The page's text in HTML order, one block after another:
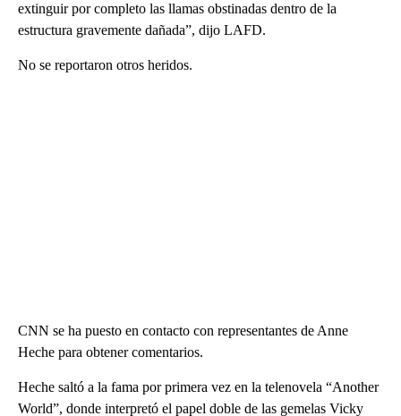
extinguir por completo las llamas obstinadas dentro de la
estructura gravemente dañada”, dijo LAFD.
No se reportaron otros heridos.
CNN se ha puesto en contacto con representantes de Anne
Heche para obtener comentarios.
Heche saltó a la fama por primera vez en la telenovela “Another
World”, donde interpretó el papel doble de las gemelas Vicky